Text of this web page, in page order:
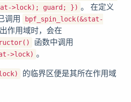
>lock); guard; }) 。 在定义
调用
bpf_spin_lock(&stat-
作用域时，会在
函数中调用
>lock) 。
的临界区便是其所在作用域